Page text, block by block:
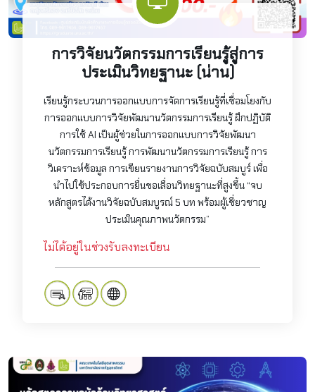
การวิจัยนวัตกรรมการเรียนรู้สู่การ
ประเมินวิทยฐานะ (น่าน)
เรียนรู้กระบวนการออกแบบการจัดการเรียนรู้ที่เชื่อมโยงกับ
การออกแบบการวิจัยพัฒนานวัตกรรมการเรียนรู้ ฝึกปฏิบัติ
การใช้ AI เป็นผู้ช่วยในการออกแบบการวิจัยพัฒนา
นวัตกรรมการเรียนรู้ การพัฒนานวัตกรรมการเรียนรู้ การ
วิเคราะห์ข้อมูล การเขียนรายงานการวิจัยฉบับสมบูร์ เพื่อ
นำไปใช้ประกอบการยื่นขอเลื่อนวิทยฐานะที่สูงขึ้น “จบ
หลักสูตรได้งานวิจัยฉบับสมบูรณ์ 5 บท พร้อมผู้เชี่ยวชาญ
ประเมินคุณภาพนวัตกรรม”
ไม่ได้อยู่ในช่วงรับลงทะเบียน